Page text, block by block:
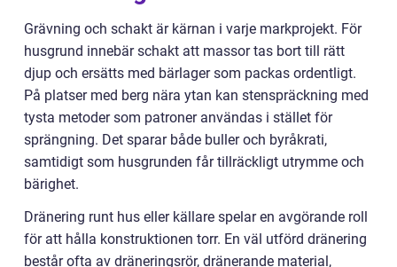
Grävning och schakt är kärnan i varje markprojekt. För
husgrund innebär schakt att massor tas bort till rätt
djup och ersätts med bärlager som packas ordentligt.
På platser med berg nära ytan kan stenspräckning med
tysta metoder som patroner användas i stället för
sprängning. Det sparar både buller och byråkrati,
samtidigt som husgrunden får tillräckligt utrymme och
bärighet.
Dränering runt hus eller källare spelar en avgörande roll
för att hålla konstruktionen torr. En väl utförd dränering
består ofta av dräneringsrör, dränerande material,